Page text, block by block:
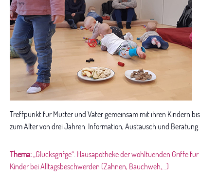
Treffpunkt für Mütter und Väter gemeinsam mit ihren Kindern bis
zum Alter von drei Jahren. Information, Austausch und Beratung.
Thema:„Glücksgrifge“: Hausapotheke der wohltuenden Griffe für
Kinder bei Alltagsbeschwerden (Zahnen, Bauchweh,…)